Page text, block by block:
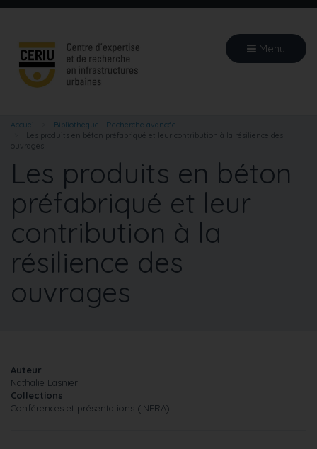
Aller
principal
Menu
Accueil
Bibliothèque - Recherche avancée
Les produits en béton préfabriqué et leur contribution à la résilience des
ouvrages
Les produits en béton
préfabriqué et leur
contribution à la
résilience des
ouvrages
Auteur
Nathalie Lasnier
Collections
Conférences et présentations (INFRA)